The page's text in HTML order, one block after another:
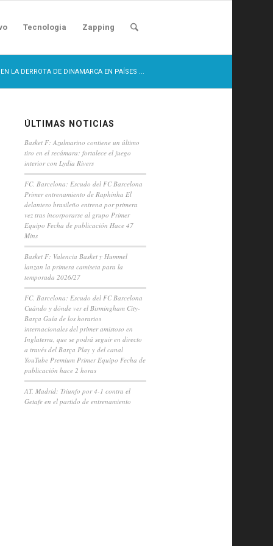
Tecnologia Zapping
LA DERROTA DE DINAMARCA EN PAÍSES ...
ÚLTIMAS NOTICIAS
Basket F: Azulmarino contiene un último
tiro en el recámara: fortalece el juego
interior con Lydia Rivers
FC. Barcelona: Escudo del FC Barcelona
Primer entrenamiento de Raphinha El
delantero brasileño entrena por primera
vez tras incorporarse al grupo Primer
Equipo Fecha de publicación Hace 47
Mins
Basket F: Valencia Basket y Hummel
lanzan la primera camiseta para la
temporada 2026/27
FC. Barcelona: Escudo del FC Barcelona
Cuándo y dónde ver el Birmingham City-
Barça Guía de los horarios
internacionales del primer amistoso en
Inglaterra, que se podrá seguir en directo
a través del Barça Play y del canal
YouTube Premium Primer Equipo Fecha de
publicación hace 2 horas
AT. Madrid: Triunfo por 4-1 contra el
Getafe en el partido de entrenamiento